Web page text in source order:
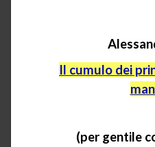
Il cumulo dei
(per gentile